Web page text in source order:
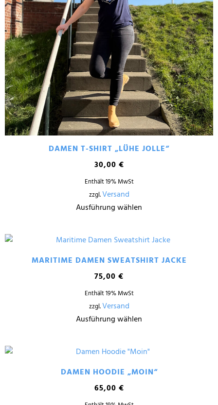
DAMEN T-SHIRT „LÜHE JOLLE“
30,00 €
Enthält 19% MwSt
zzgl.Versand
Ausführung wählen
MARITIME DAMEN SWEATSHIRT JACKE
75,00 €
Enthält 19% MwSt
zzgl.Versand
Ausführung wählen
DAMEN HOODIE „MOIN“
65,00 €